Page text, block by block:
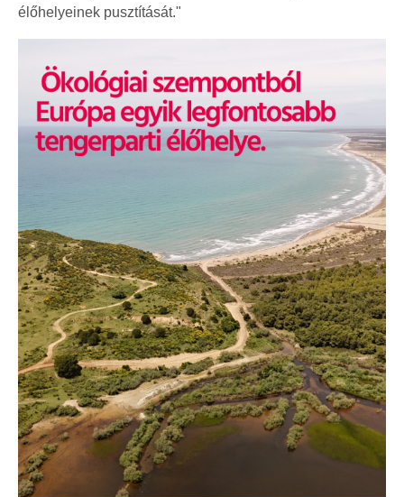
élőhelyeinek pusztítását."